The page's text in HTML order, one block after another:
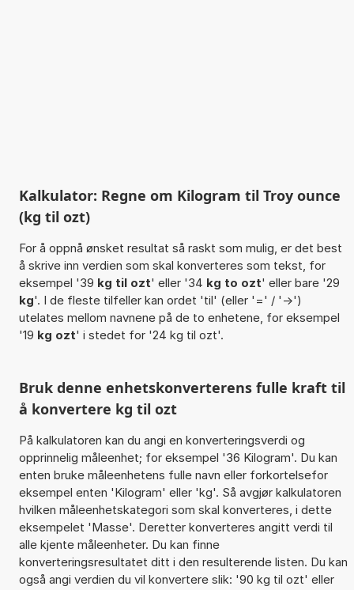
Kalkulator: Regne om Kilogram til Troy ounce
(kg til ozt)
For å oppnå ønsket resultat så raskt som mulig, er det best
å skrive inn verdien som skal konverteres som tekst, for
eksempel '39 kg til ozt' eller '34 kg to ozt' eller bare '29
kg'. I de fleste tilfeller kan ordet 'til' (eller '=' / '->')
utelates mellom navnene på de to enhetene, for eksempel
'19 kg ozt' i stedet for '24 kg til ozt'.
Bruk denne enhetskonverterens fulle kraft til
å konvertere kg til ozt
På kalkulatoren kan du angi en konverteringsverdi og
opprinnelig måleenhet; for eksempel '36 Kilogram'. Du kan
enten bruke måleenhetens fulle navn eller forkortelsefor
eksempel enten 'Kilogram' eller 'kg'. Så avgjør kalkulatoren
hvilken måleenhetskategori som skal konverteres, i dette
eksempelet 'Masse'. Deretter konverteres angitt verdi til
alle kjente måleenheter. Du kan finne
konverteringsresultatet ditt i den resulterende listen. Du kan
også angi verdien du vil konvertere slik: '90 kg til ozt' eller